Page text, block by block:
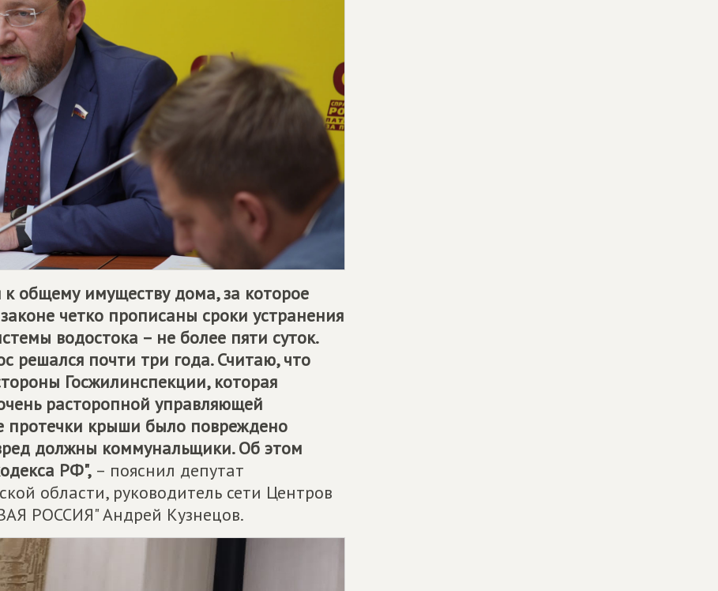
общему имуществу дома, за которое
четко прописаны сроки устранения
водостока – не более пяти суток.
решался почти три года. Считаю, что
Госжилинспекции, которая
расторопной управляющей
протечки крыши было повреждено
должны коммунальщики. Об этом
РФ", – пояснил депутат
области, руководитель сети Центров
РОССИЯ" Андрей Кузнецов.